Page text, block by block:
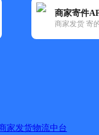
商家寄件
商家发货 寄
家发货物流中台
中通快递(7)